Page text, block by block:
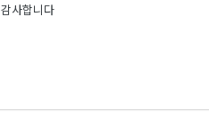
감사합니다